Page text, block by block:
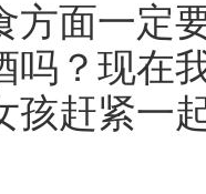
方面一定
吗？现在
孩赶紧一